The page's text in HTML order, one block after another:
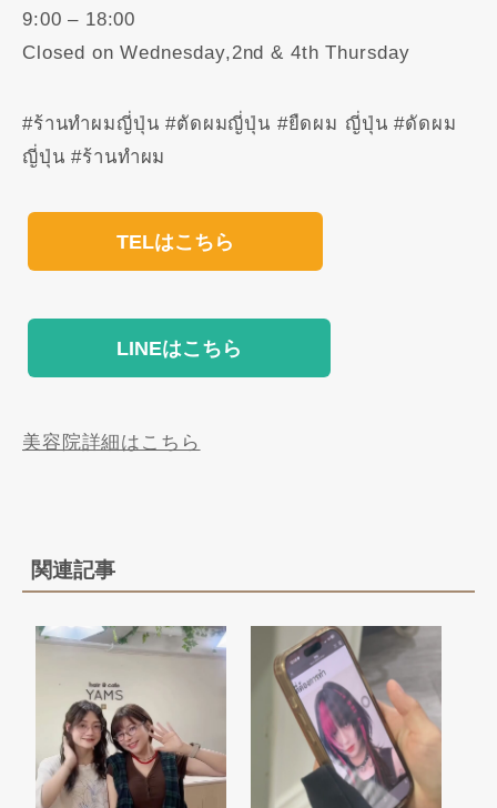
9:00 – 18:00
Closed on Wednesday,2nd & 4th Thursday
#ร้านทำผมญี่ปุ่น #ตัดผมญี่ปุ่น #ยืดผม ญี่ปุ่น #ดัดผม
ญี่ปุ่น #ร้านทำผม
TELはこちら
LINEはこちら
美容院詳細はこちら
関連記事